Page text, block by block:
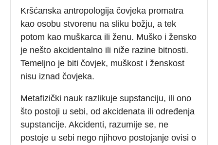
Kršćanska antropologija čovjeka promatra
kao osobu stvorenu na sliku božju, a tek
potom kao muškarca ili ženu. Muško i žensko
je nešto akcidentalno ili niže razine bitnosti.
Temeljno je biti čovjek, muškost i ženskost
nisu iznad čovjeka.
Metafizički nauk razlikuje supstanciju, ili ono
što postoji u sebi, od akcidenata ili određenja
supstancije. Akcidenti, razumije se, ne
postoje u sebi nego njihovo postojanje ovisi o